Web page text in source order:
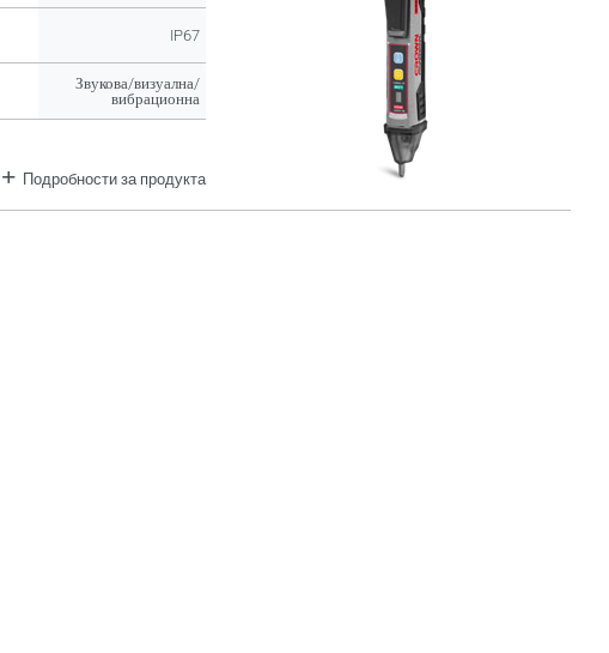
IP67
Звукова/визуална/
вибрационна
Подробности за продукта